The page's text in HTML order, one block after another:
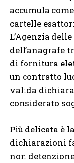
accumula
cartelle
L’Agenzia
dell’anagrafe
di fornitura
un contratto
valida
considerato
Più delicata è
dichiarazioni
non